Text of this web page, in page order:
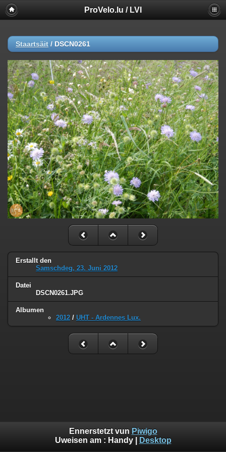
ProVelo.lu / LVI
Staartsäit / DSCN0261
Erstallt den
Samschdeg, 23. Juni 2012
Datei
DSCN0261.JPG
Albumen
2012 / UHT - Ardennes Lux.
Ennerstetzt vun Piwigo
Uweisen am : Handy| Desktop